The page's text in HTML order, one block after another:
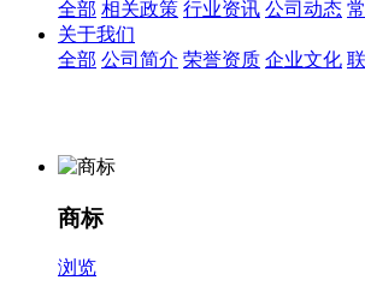
全部 相关政策 行业资讯 公司动态
关于我们
全部 公司简介 荣誉资质 企业文化
商标
浏览